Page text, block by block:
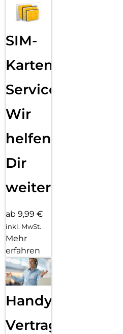
Sende eine Textnachricht, nimm
verwende Siri und erhalte
funktioniert mit deinem iPhone
SIM-
Karten
Service:
Wir
helfen
Dir
weiter
ab 9,99 €
inkl. MwSt.
Mehr
erfahren
Handy